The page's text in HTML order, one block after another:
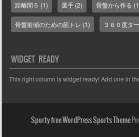
距離間５ (1) 選手 (2) 骨盤から作る
骨盤前傾のための筋トレ (1) ３６０度タ
WIDGET READY
This right column is widget ready! Add one in
Sporty free WordPress Sports Theme